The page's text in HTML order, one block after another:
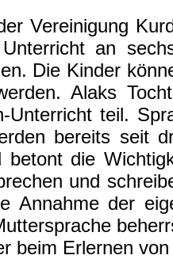
Vereinigung
an
Die Kinder
Alaks
Unterricht teil.
bereits seit
betont die
und
Annahme der
beim Erlernen